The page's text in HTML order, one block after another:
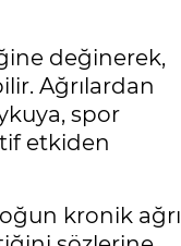
değinerek,
Ağrılardan
spor
etkiden
kronik ağrı